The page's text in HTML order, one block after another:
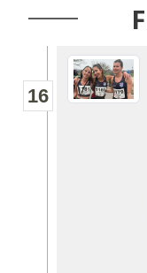
16